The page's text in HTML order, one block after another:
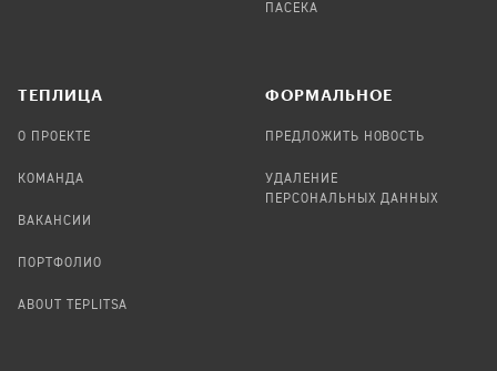
ПАСЕКА
TЕПЛИЦА
О ПРОЕКТЕ
КОМАНДА
ВАКАНСИИ
ПОРТФОЛИО
ABOUT TEPLITSA
ФОРМАЛЬНОЕ
ПРЕДЛОЖИТЬ НОВОСТЬ
УДАЛЕНИЕ
ПЕРСОНАЛЬНЫХ ДАННЫХ